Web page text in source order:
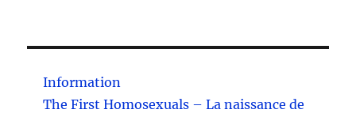
Information
The First Homosexuals – La naissance de